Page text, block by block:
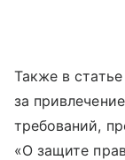
Также в
за
требований,
«О защите